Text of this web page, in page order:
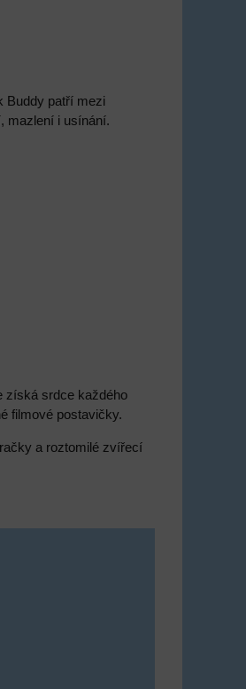
Buddy patří mezi
mazlení i usínání.
získá srdce každého
filmové postavičky.
a roztomilé zvířecí